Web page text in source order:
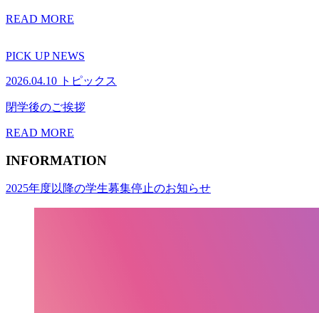
READ MORE
PICK UP NEWS
2026.04.10 トピックス
閉学後のご挨拶
READ MORE
INFORMATION
2025年度以降の学生募集停止のお知らせ